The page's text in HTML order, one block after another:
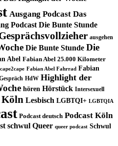
Ausgang Podcast Das
Podcast Die Bunte Stunde
ausgehen
Die Bunte Stunde Die
Abel Fabian Abel 25.000 Kilometer
Fabian Abel Fahrrad Fabian
HdW Highlight der
hören Hörstück Intersexuell
Köln Lesbisch LGBTQI+ LGBTQIA
Podcast deutsch Podcast Köln
schwul Queer queer podcast Schwul